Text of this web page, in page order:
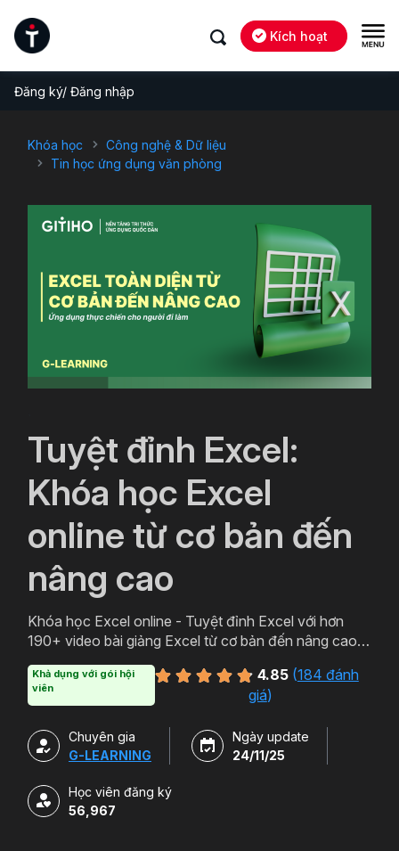
Kích hoạt
Đăng ký/ Đăng nhập
Khóa học
Công nghệ & Dữ liệu
Tin học ứng dụng văn phòng
Tuyệt đỉnh Excel:
Khóa học Excel
online từ cơ bản đến
nâng cao
Khóa học Excel online - Tuyệt đỉnh Excel với hơn
190+ video bài giảng Excel từ cơ bản đến nâng cao
phát triển tư duy tổ chức dữ liệu Excel, xây dựng báo
cáo trên Excel.
Khả dụng với gói hội
viên
4.85(184 đánh
giá)
Chuyên gia
G-LEARNING
Ngày update
24/11/25
Học viên đăng ký
56,967